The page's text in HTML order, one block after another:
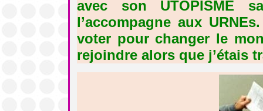
avec son UTOPISME
l’accompagne aux
voter pour changer le
rejoindre alors que j’étais